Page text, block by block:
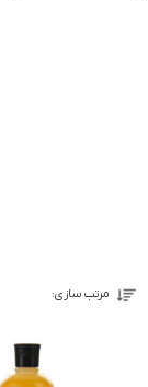
مرتب سازی: